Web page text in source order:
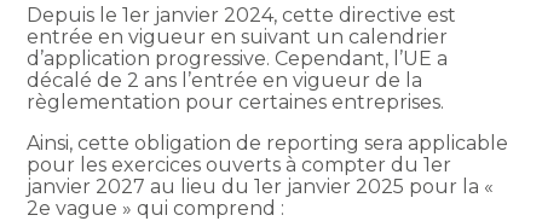
Depuis le 1er janvier 2024, cette directive est
entrée en vigueur en suivant un calendrier
d’application progressive. Cependant, l’UE a
décalé de 2 ans l’entrée en vigueur de la
règlementation pour certaines entreprises.
Ainsi, cette obligation de reporting sera applicable
pour les exercices ouverts à compter du 1er
janvier 2027 au lieu du 1er janvier 2025 pour la «
2e vague » qui comprend :